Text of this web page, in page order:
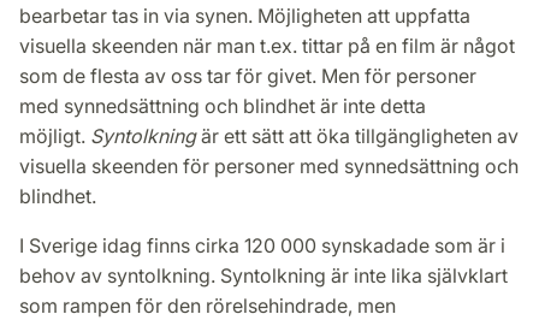
bearbetar tas in via synen. Möjligheten att uppfatta
visuella skeenden när man t.ex. tittar på en film är något
som de flesta av oss tar för givet. Men för personer
med synnedsättning och blindhet är inte detta
möjligt. Syntolkningär ett sätt att öka tillgängligheten av
visuella skeenden för personer med synnedsättning och
blindhet.
I Sverige idag finns cirka 120 000 synskadade som är i
behov av syntolkning. Syntolkning är inte lika självklart
som rampen för den rörelsehindrade, men